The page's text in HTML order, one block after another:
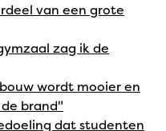
van een grote
zag ik de
wordt mooier en
brand"
dat studenten